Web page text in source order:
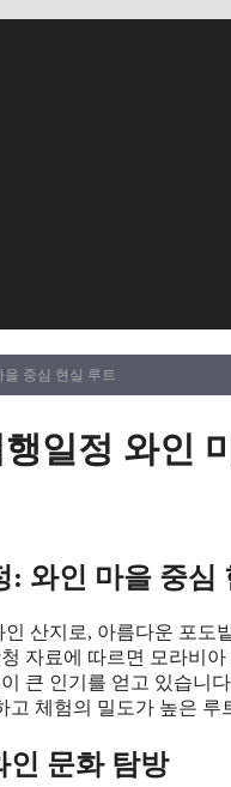
을 중심 현실 루트
일정 와인
와인 마을 중심
산지로, 아름다운 포도
자료에 따르면 모라비
큰 인기를 얻고 있습니
체험의 밀도가 높은 루
인 문화 탐방